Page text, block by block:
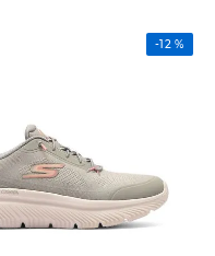
-12 %